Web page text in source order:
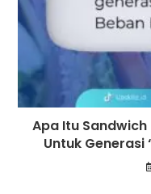
Apa Itu
Untuk Generasi